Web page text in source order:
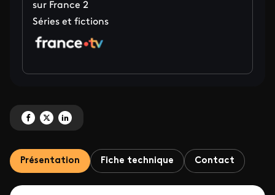
sur France 2
Séries et fictions
Partagez 'The Best Immigrant' sur Facebook
Partagez 'The Best Immigrant' sur X
Partagez 'The Best Immigrant' sur LinkedIn
Présentation Fiche technique Contact